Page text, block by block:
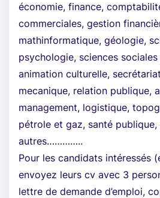
économie, finance,
commerciales, gestion
mathinformatique, géologie,
psychologie, sciences
animation culturelle,
mecanique, relation publique,
management, logistique,
pétrole et gaz, santé
autres…………..
Pour les candidats intéressés
envoyez leurs cv avec 3
lettre de demande d’emploi,